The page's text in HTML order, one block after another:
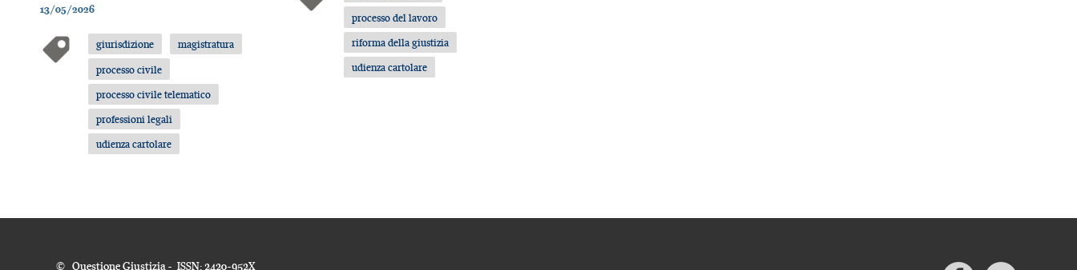
13/05/2026
giurisdizione
magistratura
processo civile
processo civile telematico
professioni legali
udienza cartolare
processo del lavoro
riforma della giustizia
udienza cartolare
© Questione Giustizia - ISSN: 2420-952X